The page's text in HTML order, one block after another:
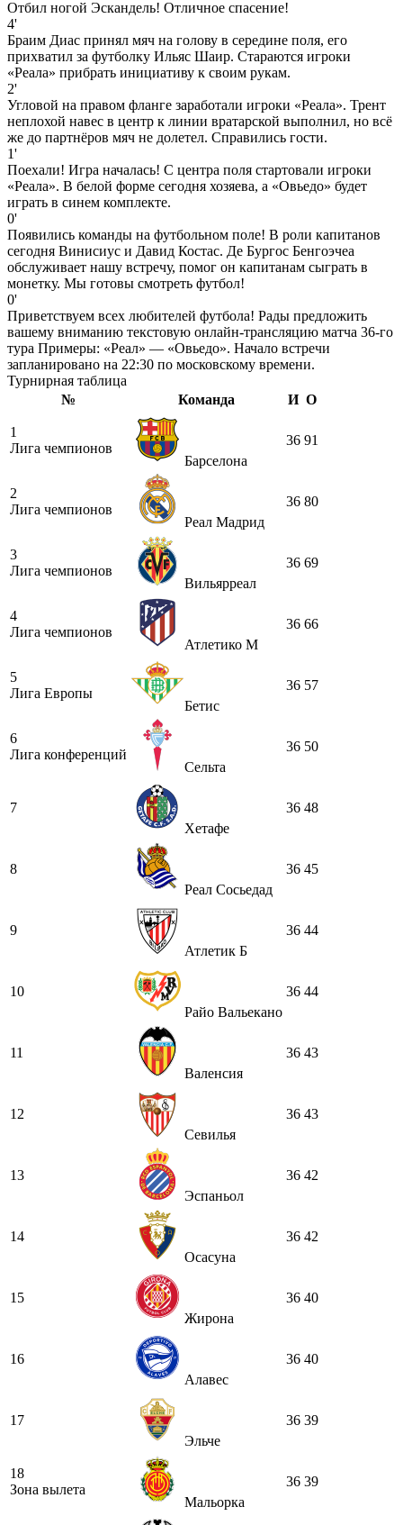
Отбил ногой Эскандель! Отличное спасение!
4'
Браим Диас принял мяч на голову в середине поля, его
прихватил за футболку Ильяс Шаир. Стараются игроки
«Реала» прибрать инициативу к своим рукам.
2'
Угловой на правом фланге заработали игроки «Реала». Трент
неплохой навес в центр к линии вратарской выполнил, но всё
же до партнёров мяч не долетел. Справились гости.
1'
Поехали! Игра началась! С центра поля стартовали игроки
«Реала». В белой форме сегодня хозяева, а «Овьедо» будет
играть в синем комплекте.
0'
Появились команды на футбольном поле! В роли капитанов
сегодня Винисиус и Давид Костас. Де Бургос Бенгоэчеа
обслуживает нашу встречу, помог он капитанам сыграть в
монетку. Мы готовы смотреть футбол!
0'
Приветствуем всех любителей футбола! Рады предложить
вашему вниманию текстовую онлайн-трансляцию матча 36-го
тура Примеры: «Реал» — «Овьедо». Начало встречи
запланировано на 22:30 по московскому времени.
Турнирная таблица
№
Команда И О
1
Лига чемпионов
Барселона
36 91
2
Лига чемпионов
Реал Мадрид
36 80
3
Лига чемпионов
Вильярреал
36 69
4
Лига чемпионов
Атлетико М
36 66
5
Лига Европы
Бетис
36 57
6
Лига конференций
Сельта
36 50
7
Хетафе
36 48
8
Реал Сосьедад
36 45
9
Атлетик Б
36 44
10
Райо Вальекано
36 44
11
Валенсия
36 43
12
Севилья
36 43
13
Эспаньол
36 42
14
Осасуна
36 42
15
Жирона
36 40
16
Алавес
36 40
17
Эльче
36 39
18
Зона вылета
Мальорка
36 39